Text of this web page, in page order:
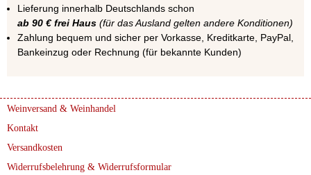
Lieferung innerhalb Deutschlands schon
ab 90 € frei Haus (für das Ausland gelten andere Konditionen)
Zahlung bequem und sicher per Vorkasse, Kreditkarte, PayPal,
Bankeinzug oder Rechnung (für bekannte Kunden)
Weinversand & Weinhandel
Kontakt
Versandkosten
Widerrufsbelehrung & Widerrufsformular